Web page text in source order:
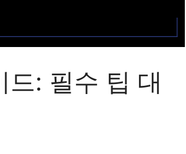
드: 필수 팁 대